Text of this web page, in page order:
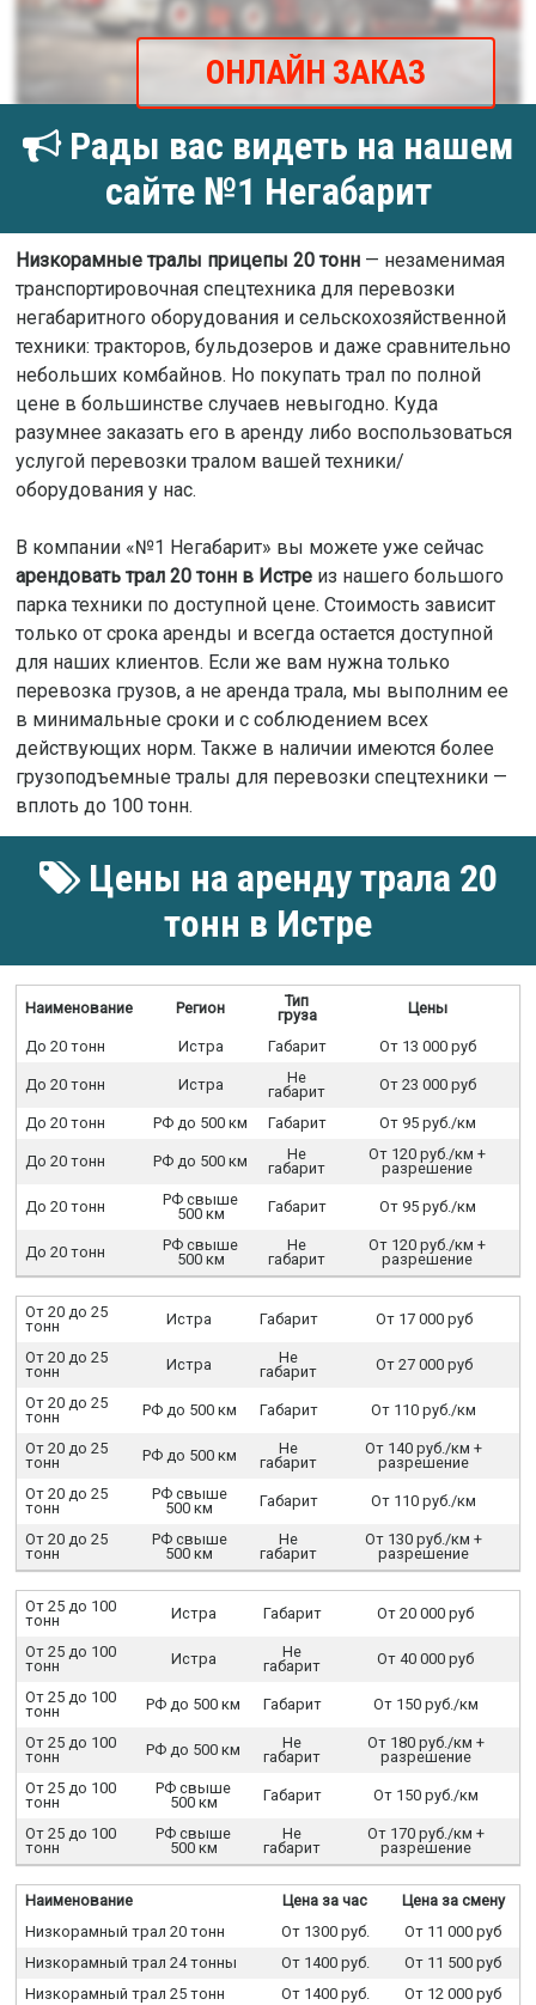
ОНЛАЙН ЗАКАЗ
Рады вас видеть на нашем
сайте №1 Негабарит
Низкорамные тралы прицепы 20 тонн— незаменимая
транспортировочная спецтехника для перевозки
негабаритного оборудования и сельскохозяйственной
техники: тракторов, бульдозеров и даже сравнительно
небольших комбайнов. Но покупать трал по полной
цене в большинстве случаев невыгодно. Куда
разумнее заказать его в аренду либо воспользоваться
услугой перевозки тралом вашей техники/
оборудования у нас.
В компании «№1 Негабарит» вы можете уже сейчас
арендовать трал 20 тонн в Истреиз нашего большого
парка техники по доступной цене. Стоимость зависит
только от срока аренды и всегда остается доступной
для наших клиентов. Если же вам нужна только
перевозка грузов, а не аренда трала, мы выполним ее
в минимальные сроки и с соблюдением всех
действующих норм. Также в наличии имеются более
грузоподъемные тралы для перевозки спецтехники —
вплоть до 100 тонн.
Цены на аренду трала 20
тонн в Истре
Наименование Регион
Тип
груза
Цены
До 20 тонн Истра Габарит От 13 000 руб
До 20 тонн Истра
Не
габарит
От 23 000 руб
До 20 тонн РФ до 500 км Габарит От 95 руб./км
До 20 тонн РФ до 500 км
Не
габарит
От 120 руб./км +
разрешение
До 20 тонн
РФ свыше
500 км
Габарит От 95 руб./км
До 20 тонн
РФ свыше
500 км
Не
габарит
От 120 руб./км +
разрешение
От 20 до 25
тонн
Истра Габарит От 17 000 руб
От 20 до 25
тонн
Истра
Не
габарит
От 27 000 руб
От 20 до 25
тонн
РФ до 500 км Габарит От 110 руб./км
От 20 до 25
тонн
РФ до 500 км
Не
габарит
От 140 руб./км +
разрешение
От 20 до 25
тонн
РФ свыше
500 км
Габарит От 110 руб./км
От 20 до 25
тонн
РФ свыше
500 км
Не
габарит
От 130 руб./км +
разрешение
От 25 до 100
тонн
Истра Габарит От 20 000 руб
От 25 до 100
тонн
Истра
Не
габарит
От 40 000 руб
От 25 до 100
тонн
РФ до 500 км Габарит От 150 руб./км
От 25 до 100
тонн
РФ до 500 км
Не
габарит
От 180 руб./км +
разрешение
От 25 до 100
тонн
РФ свыше
500 км
Габарит От 150 руб./км
От 25 до 100
тонн
РФ свыше
500 км
Не
габарит
От 170 руб./км +
разрешение
Наименование Цена за час
Цена за смену
Низкорамный трал 20 тонн
От 1300 руб.
От 11 000 руб
Низкорамный трал 24 тонны
От 1400 руб.
От 11 500 руб
Низкорамный трал 25 тонн
От 1400 руб. От 12 000 руб